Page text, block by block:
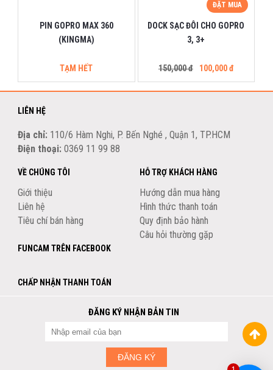
PIN GOPRO MAX 360
(KINGMA)
TẠM HẾT
ĐẶT MUA
DOCK SẠC ĐÔI CHO GOPRO
3, 3+
150,000 đ 100,000 đ
LIÊN HỆ
Địa chỉ: 110/6 Hàm Nghi, P. Bến Nghé , Quận 1, TP.HCM
Điện thoại: 0369 11 99 88
VỀ CHÚNG TÔI
Giới thiệu
Liên hệ
Tiêu chí bán hàng
HỖ TRỢ KHÁCH HÀNG
Hướng dẫn mua hàng
Hình thức thanh toán
Quy định bảo hành
Câu hỏi thường gặp
FUNCAM TRÊN FACEBOOK
CHẤP NHẬN THANH TOÁN
ĐĂNG KÝ NHẬN BẢN TIN
ĐĂNG KÝ